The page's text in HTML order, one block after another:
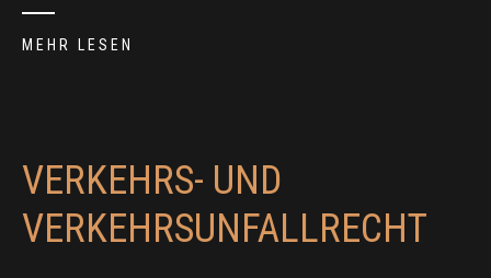
MEHR LESEN
VERKEHRS- UND
VERKEHRSUNFALLRECHT